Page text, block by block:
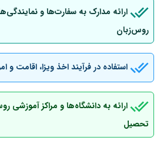
ارائه مدارک به سفارت‌ها و
روس‌زبان
استفاده در فرآیند اخذ ویزا، اقامت و
ارائه به دانشگاه‌ها و مراکز آموزشی
تحصیل